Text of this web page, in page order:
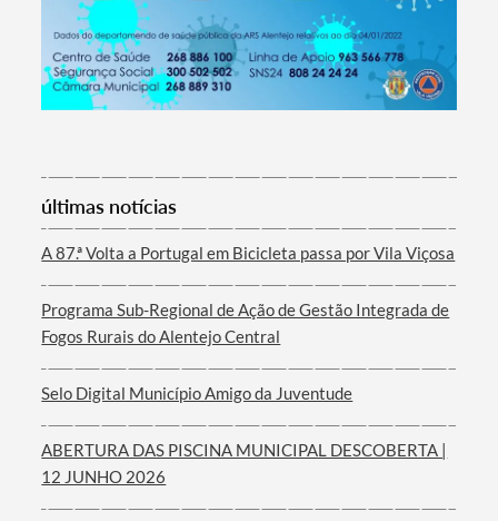
Categorias gerais
Filtros
últimas notícias
A 87.ª Volta a Portugal em Bicicleta passa por Vila Viçosa
Programa Sub-Regional de Ação de Gestão Integrada de
Fogos Rurais do Alentejo Central
Selo Digital Município Amigo da Juventude
ABERTURA DAS PISCINA MUNICIPAL DESCOBERTA |
12 JUNHO 2026